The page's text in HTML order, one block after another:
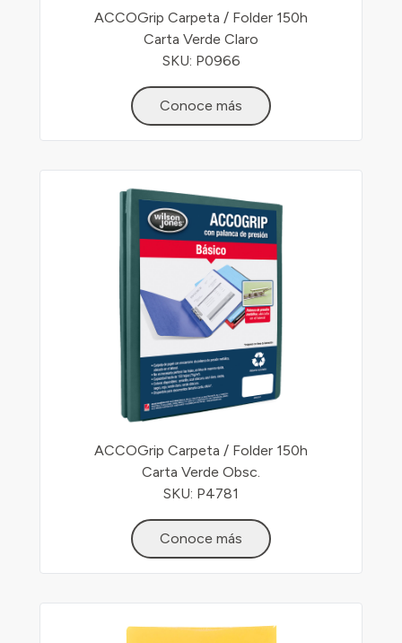
ACCOGrip Carpeta / Folder 150h
Carta Verde Claro
SKU: P0966
Conoce más
ACCOGrip Carpeta / Folder 150h
Carta Verde Obsc.
SKU: P4781
Conoce más